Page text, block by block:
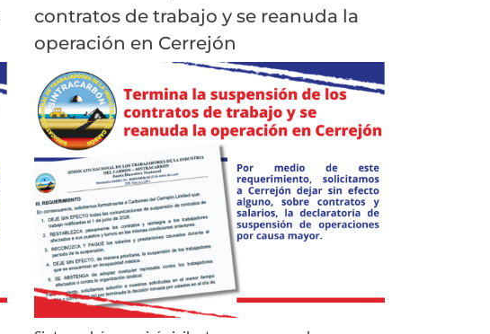
contratos de trabajo y se reanuda la
operación en Cerrejón